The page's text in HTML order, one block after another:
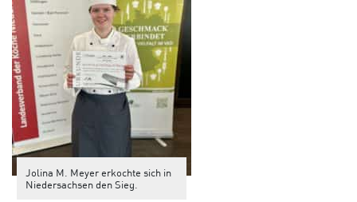
Jolina M. Meyer erkochte sich in
Niedersachsen den Sieg.